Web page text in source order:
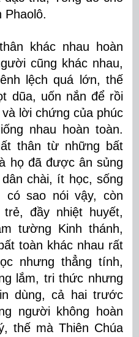
Phaolô.
khác nhau hoàn
cũng khác nhau,
lệch quá lớn, thế
dũa, uốn nắn để rồi
lời chứng của phúc
nhau hoàn toàn.
thân từ những bất
họ đã được ân sủng
chài, ít học, sống
có sao nói vậy, còn
đầy nhiệt huyết,
tường Kinh thánh,
toàn khác nhau rất
nhưng thẳng tính,
lắm, tri thức nhưng
dùng, cả hai trước
người không hoàn
thế mà Thiên Chúa